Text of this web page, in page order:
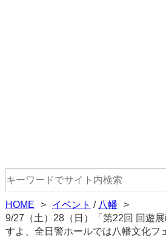
HOME イベント / 八幡
9/27（土）28（日）「第22回 回遊
すよ、全日警ホールでは八幡文化フ